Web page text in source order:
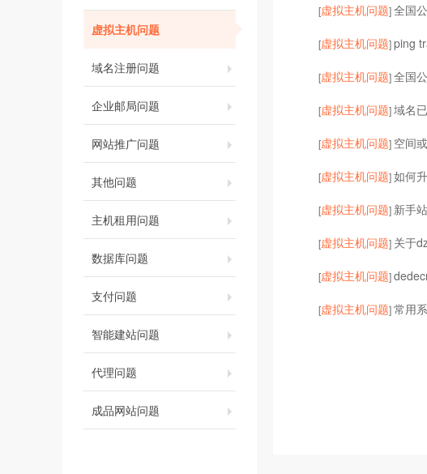
虚拟主机问题
域名注册问题
企业邮局问题
网站推广问题
其他问题
主机租用问题
数据库问题
支付问题
智能建站问题
代理问题
成品网站问题
[虚拟主机问题]全国
[虚拟主机问题]ping
[虚拟主机问题]全国
[虚拟主机问题]域名
[虚拟主机问题] 空间
[虚拟主机问题]如何
[虚拟主机问题] 新手
[虚拟主机问题] 关于
[虚拟主机问题]
[虚拟主机问题]常用